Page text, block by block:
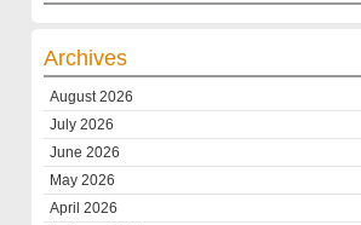
Archives
August 2026
July 2026
June 2026
May 2026
April 2026